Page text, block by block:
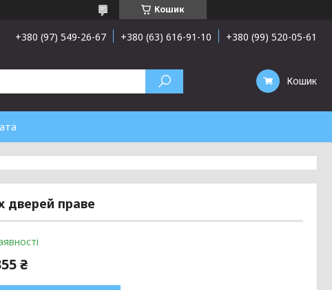
Кошик
+380 (97) 549-26-67 +380 (63) 616-91-10 +380 (99) 520-05-61
Кошик
дверей праве
₴